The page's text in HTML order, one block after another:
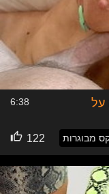
על
6:38
מבוגרות 122